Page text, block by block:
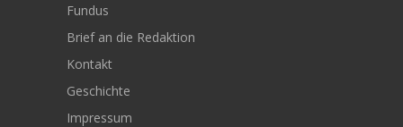
Fundus
Brief an die Redaktion
Kontakt
Geschichte
Impressum